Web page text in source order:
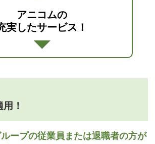
アニコムの
実したサービス！
！
ープの従業員または退職者の方が